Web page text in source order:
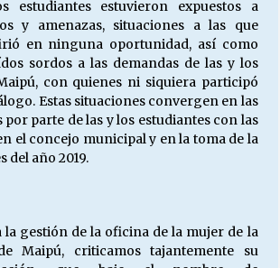
estudiantes estuvieron expuestos a
y amenazas, situaciones a las que
en ninguna oportunidad, así como
sordos a las demandas de las y los
con quienes ni siquiera participó
Estas situaciones convergen en las
parte de las y los estudiantes con las
el concejo municipal y en la toma de la
del año 2019.
la gestión de la oficina de la mujer de la
Maipú, criticamos tajantemente su